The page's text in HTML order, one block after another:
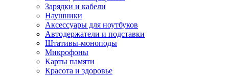
Зарядки и кабели
Наушники
Аксессуары для ноутбуков
Автодержатели и подставки
Штативы-моноподы
Микрофоны
Карты памяти
Красота и здоровье